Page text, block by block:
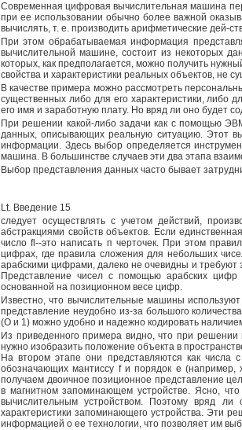
Современная цифровая вычислительная машина
при ее использовании обычно более важной
вычислять, т. е. производить арифметические дей-
При этом обрабатываемая информация
вычислительной машине, состоит из некоторых
которых, как предполагается, можно получить
свойства и характеристики реальных объектов,
В качестве примера можно рассмотреть
существенных либо для его характеристики, либо
его имя и заработную плату. Но вряд ли оно будет
При решении какой-либо задачи как с помощью
данных, описывающих реальную ситуацию. Этот
информации. Здесь выбор определяется
машина. В большинстве случаев эти два этапа
Выбор представления данных часто бывает
Lt. Введение 15
следует осуществлять с учетом действий,
абстракциями свойств объектов. Если
число fl--это написать п черточек. При этом
цифрах, где правила сложения для небольших
арабскими цифрами, далеко не очевидны и
Представление чисел с помощью арабских цифр
основанной на позиционном весе цифр.
Известно, что вычислительные машины
представление неудобно из-за большого
(О и 1) можно удобно и надежно кодировать
Из приведенного примера видно, что при
нужно изобразить положение объекта в
На втором этапе они представляются как числа
обозначающих мантиссу f и порядок е
получаем двоичное позиционное представление
в магнитном запоминающем устройстве. Ясно,
вычислительным устройством. Поэтому вряд
характеристики запоминающего устройства. Эти
информацией о ее технологии, что позволяет им